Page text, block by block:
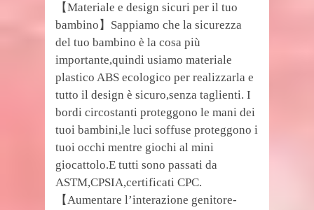
【Materiale e design sicuri per il tuo
bambino】Sappiamo che la sicurezza
del tuo bambino è la cosa più
importante,quindi usiamo materiale
plastico ABS ecologico per realizzarla e
tutto il design è sicuro,senza taglienti. I
bordi circostanti proteggono le mani dei
tuoi bambini,le luci soffuse proteggono i
tuoi occhi mentre giochi al mini
giocattolo.E tutti sono passati da
ASTM,CPSIA,certificati CPC.
【Aumentare l’interazione genitore-